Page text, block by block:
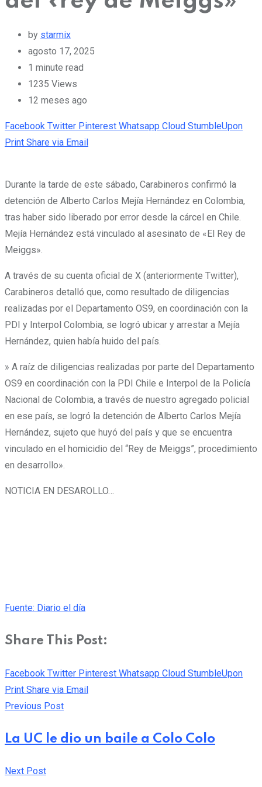
by starmix
agosto 17, 2025
1 minute read
1235 Views
12 meses ago
Facebook Twitter Pinterest Whatsapp Cloud StumbleUpon
Print Share via Email
Durante la tarde de este sábado, Carabineros confirmó la
detención de Alberto Carlos Mejía Hernández en Colombia,
tras haber sido liberado por error desde la cárcel en Chile.
Mejía Hernández está vinculado al asesinato de «El Rey de
Meiggs».
A través de su cuenta oficial de X (anteriormente Twitter),
Carabineros detalló que, como resultado de diligencias
realizadas por el Departamento OS9, en coordinación con la
PDI y Interpol Colombia, se logró ubicar y arrestar a Mejía
Hernández, quien había huido del país.
» A raíz de diligencias realizadas por parte del Departamento
OS9 en coordinación con la PDI Chile e Interpol de la Policía
Nacional de Colombia, a través de nuestro agregado policial
en ese país, se logró la detención de Alberto Carlos Mejía
Hernández, sujeto que huyó del país y que se encuentra
vinculado en el homicidio del “Rey de Meiggs”, procedimiento
en desarrollo».
NOTICIA EN DESAROLLO…
Fuente: Diario el día
Share This Post:
Facebook Twitter Pinterest Whatsapp Cloud StumbleUpon
Print Share via Email
Previous Post
La UC le dio un baile a Colo Colo
Next Post